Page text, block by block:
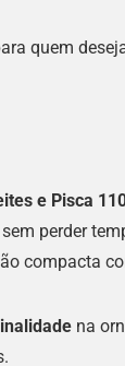
quem
e Pisca
perder
compacta
na